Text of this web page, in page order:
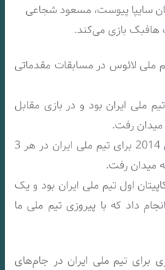
تیم جوانان سایپا پیوست، مسعود شجاعی
بازی می‌کند.
ملی لائوس در مسابقات مقدماتی
2006 عضو تیم ملی ایران بود و در بازی مقابل
میدان رفت.
مسعود شجاعی در جام جهانی 2014 برای تیم ملی ایران در هر 3
میدان رفت.
در جام جهانی 2018 کاپیتان اول تیم ملی ایران بود و یک
داد که با پیروزی تیم ملی ما
شجاعی مجموعاً ۵ بازی برای تیم ملی ایران در جام‌های